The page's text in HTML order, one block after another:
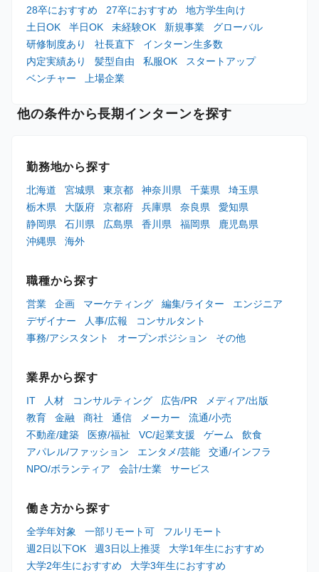
28卒におすすめ
27卒におすすめ
地方学生向け
土日OK
半日OK 未経験OK 新規事業
グローバル
研修制度あり
社長直下
インターン生多数
内定実績あり
髪型自由 私服OK
スタートアップ
ベンチャー
上場企業
他の条件から長期インターンを探す
勤務地から探す
北海道 宮城県 東京都 神奈川県 千葉県
埼玉県
栃木県
大阪府 京都府 兵庫県 奈良県
愛知県
静岡県
石川県 広島県 香川県 福岡県
鹿児島県
沖縄県
海外
職種から探す
営業 企画 マーケティング 編集/ライター
エンジニア
デザイナー
人事/広報
コンサルタント
事務/アシスタント
オープンポジション その他
業界から探す
IT 人材 コンサルティング 広告/PR
メディア/出版
教育
金融 商社 通信 メーカー
流通/小売
不動産/建築
医療/福祉 VC/起業支援 ゲーム
飲食
アパレル/ファッション
エンタメ/芸能
交通/インフラ
NPO/ボランティア
会計/士業 サービス
働き方から探す
全学年対象 一部リモート可
フルリモート
週2日以下OK
週3日以上推奨
大学1年生におすすめ
大学2年生におすすめ
大学3年生におすすめ